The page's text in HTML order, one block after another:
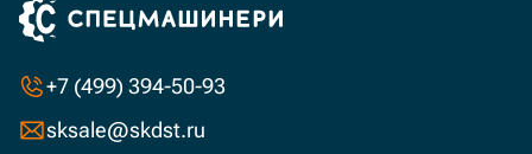
+7 (499) 394-50-93
sksale@skdst.ru